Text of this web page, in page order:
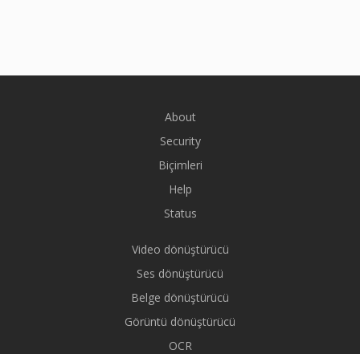
About
Security
Biçimleri
Help
Status
Video dönüştürücü
Ses dönüştürücü
Belge dönüştürücü
Görüntü dönüştürücü
OCR